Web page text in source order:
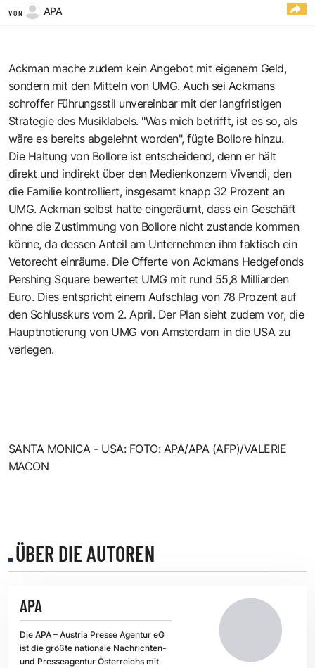
VON APA
Ackman mache zudem kein Angebot mit eigenem Geld,
sondern mit den Mitteln von UMG. Auch sei Ackmans
schroffer Führungsstil unvereinbar mit der langfristigen
Strategie des Musiklabels. "Was mich betrifft, ist es so, als
wäre es bereits abgelehnt worden", fügte Bollore hinzu.
Die Haltung von Bollore ist entscheidend, denn er hält
direkt und indirekt über den Medienkonzern Vivendi, den
die Familie kontrolliert, insgesamt knapp 32 Prozent an
UMG. Ackman selbst hatte eingeräumt, dass ein Geschäft
ohne die Zustimmung von Bollore nicht zustande kommen
könne, da dessen Anteil am Unternehmen ihm faktisch ein
Vetorecht einräume. Die Offerte von Ackmans Hedgefonds
Pershing Square bewertet UMG mit rund 55,8 Milliarden
Euro. Dies entspricht einem Aufschlag von 78 Prozent auf
den Schlusskurs vom 2. April. Der Plan sieht zudem vor, die
Hauptnotierung von UMG von Amsterdam in die USA zu
verlegen.
SANTA MONICA - USA: FOTO: APA/APA (AFP)/VALERIE
MACON
ÜBER DIE AUTOREN
APA
Die APA – Austria Presse Agentur eG
ist die größte nationale Nachrichten-
und Presseagentur Österreichs mit